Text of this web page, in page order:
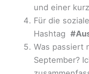
und einer
Für die
Hashtag
Was passiert
September?